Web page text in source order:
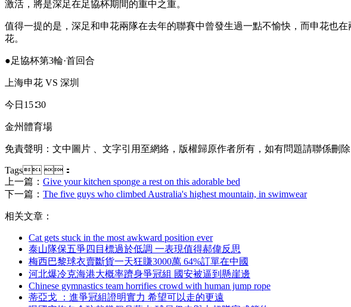
激活，將是深足在足協杯期間的重中之重 。
值得一提的是，深足和申花兩隊在去年的聯賽中曾發生過一點不愉快 ，而申花也
花。
●足協杯第3輪·首回合
上海申花 VS 深圳
今日15∶30
金州體育場
免責聲明：文中圖片 、文字引用至網絡，版權歸原作者所有 ，如有問題請聯係刪除
Tags ：
上一篇： Give your kitchen sponge a rest on this adorable bed
下一篇： The five guys who climbed Australia's highest mountain, in swimwear
相关文章：
Cat gets stuck in the most awkward position ever
泰山隊保五爭四目標過於低調 一表現值得郝偉反思
梅西巴黎球衣賣斷貨一天狂賺3000萬 64%訂單在中國
河北爆冷克海港大概率躋身爭冠組 國安被逼到懸崖邊
Chinese gymnastics team horrifies crowd with human jump rope
蒂亞戈 ：進爭冠組證明實力 希望可以走的更遠